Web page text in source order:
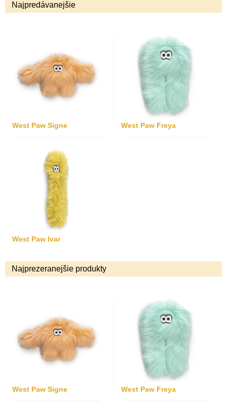
Najpredávanejšie
West Paw Signe West Paw Freya
West Paw Ivar
Najprezeranejšie produkty
West Paw Signe West Paw Freya